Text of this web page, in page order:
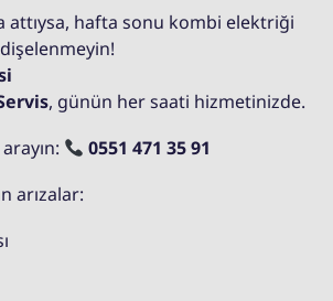
attıysa, hafta sonu kombi elektriği
, günün her saati hizmetinizde.
0551 471 35 91
arızalar: